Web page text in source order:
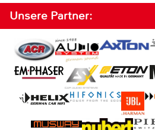
Unsere Partner: